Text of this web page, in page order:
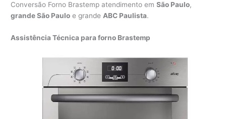
Conversão Forno Brastemp atendimento emSão Paulo,
grande São Paulo e grandeABC Paulista.
Assistência Técnica para forno Brastemp